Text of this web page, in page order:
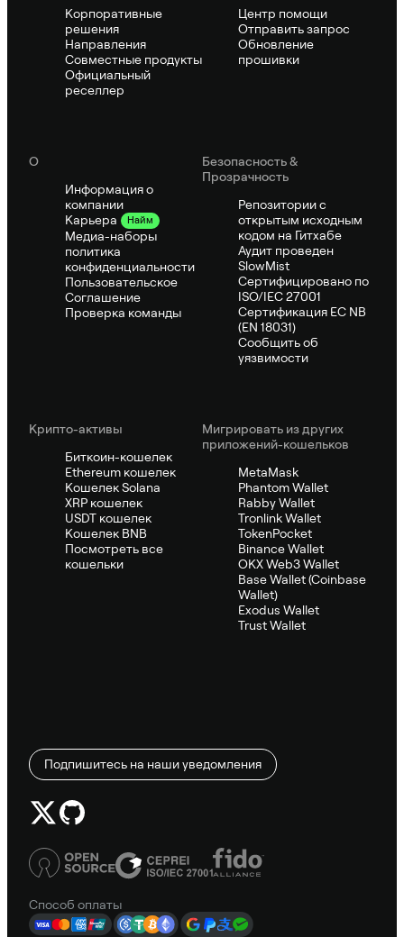
Корпоративные
решения
Направления
Совместные продукты
Официальный
реселлер
Центр помощи
Отправить запрос
Обновление
прошивки
О
Информация о
компании
Карьера
Найм
Медиа-наборы
политика
конфиденциальности
Пользовательское
Соглашение
Проверка команды
Безопасность &
Прозрачность
Репозитории с
открытым исходным
кодом на Гитхабе
Аудит проведен
SlowMist
Сертифицировано по
ISO/IEC 27001
Сертификация ЕС NB
(EN 18031)
Сообщить об
уязвимости
Крипто-активы
Биткоин-кошелек
Ethereum кошелек
Кошелек Solana
XRP кошелек
USDT кошелек
Кошелек BNB
Посмотреть все
кошельки
Мигрировать из других
приложений-кошельков
MetaMask
Phantom Wallet
Rabby Wallet
Tronlink Wallet
TokenPocket
Binance Wallet
OKX Web3 Wallet
Base Wallet (Coinbase
Wallet)
Exodus Wallet
Trust Wallet
Подпишитесь на наши уведомления
Способ оплаты